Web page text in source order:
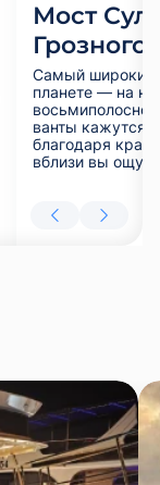
Мост
Грозного
Самый широкий
планете — на
ванты кажутся
благодаря
вблизи вы